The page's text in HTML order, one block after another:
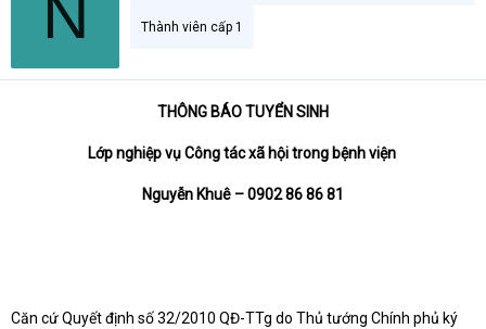
N Thành viên cấp 1
THÔNG BÁO TUYỂN SINH
Lớp nghiệp vụ Công tác xã hội trong bệnh viện
Nguyễn Khuê – 0902 86 86 81
Căn cứ Quyết định số 32/2010 QĐ-TTg do Thủ tướng Chính phủ ký